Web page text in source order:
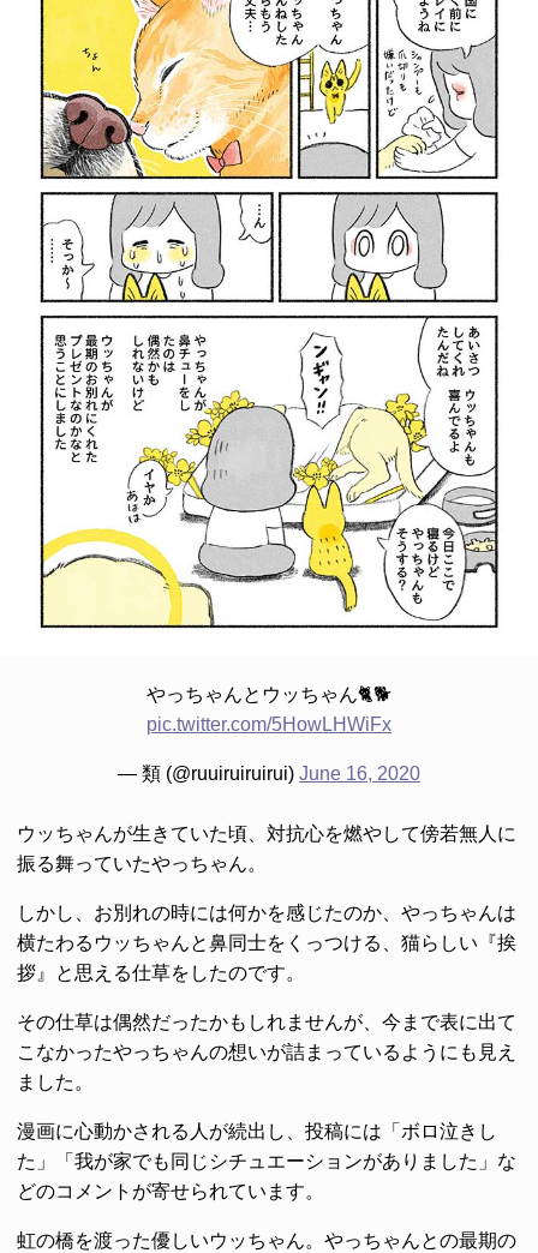
やっちゃんとウッちゃん🐈🐕
pic.twitter.com/5HowLHWiFx
— 類 (@ruuiruiruirui) June 16, 2020
ウッちゃんが生きていた頃、対抗心を燃やして傍若無人に
振る舞っていたやっちゃん。
しかし、お別れの時には何かを感じたのか、やっちゃんは
横たわるウッちゃんと鼻同士をくっつける、猫らしい『挨
拶』と思える仕草をしたのです。
その仕草は偶然だったかもしれませんが、今まで表に出て
こなかったやっちゃんの想いが詰まっているようにも見え
ました。
漫画に心動かされる人が続出し、投稿には「ボロ泣きし
た」「我が家でも同じシチュエーションがありました」な
どのコメントが寄せられています。
虹の橋を渡った優しいウッちゃん。やっちゃんとの最期の